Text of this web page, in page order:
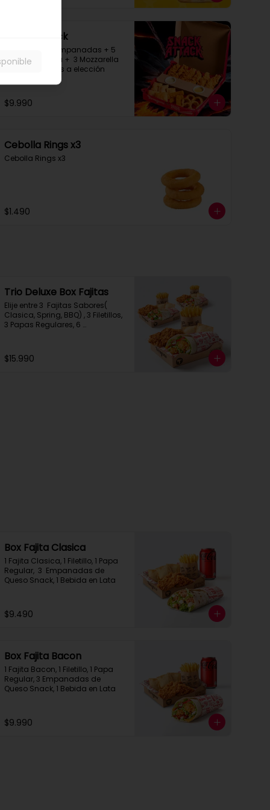
Snack Attack
6 Filetillos + 5 Empanadas + 5
Aros de Cebolla +  3 Mozzarella
Stick  + 3 Salsas a elección
$9.990
Cebolla Rings x3
Cebolla Rings x3
$1.490
Trio Deluxe Box Fajitas
Elije entre 3  Fajitas Sabores(
Clasica, Spring, BBQ) , 3 Filetillos,
3 Papas Regulares, 6
$15.990
Box Fajita Clasica
1 Fajita Clasica, 1 Filetillo, 1 Papa
Regular,  3  Empanadas de
Queso Snack, 1 Bebida en Lata
$9.490
Box Fajita Bacon
1 Fajita Bacon, 1 Filetillo, 1 Papa
Regular, 3 Empanadas de
Queso Snack, 1 Bebida en Lata
$9.990